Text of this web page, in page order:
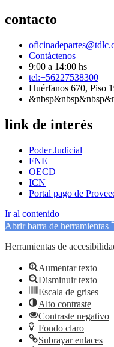
contacto
Contáctenos
9:00 a 14:00 hs
tel:+56227538300
Huérfanos 670, Piso
link de interés
Poder Judicial
FNE
OECD
ICN
Portal pago de
Ir al contenido
Abrir barra de herramientas
Herramientas de
Aumentar texto
Disminuir texto
Escala de grises
Alto contraste
Contraste negativo
Fondo claro
Subrayar enlaces